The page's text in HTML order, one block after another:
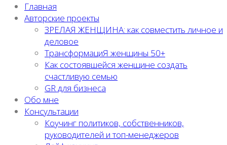
Главная
Авторские проекты
ЗРЕЛАЯ ЖЕНЩИНА: как совместить личное и
деловое
ТрансформациЯ женщины 50+
Как состоявшейся женщине создать
счастливую семью
GR для бизнеса
Обо мне
Консультации
Коучинг политиков, собственников,
руководителей и топ-менеджеров